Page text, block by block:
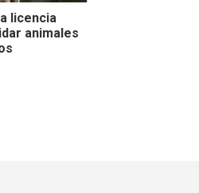
licencia
animales